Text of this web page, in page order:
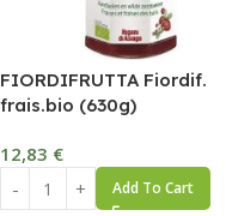
FIORDIFRUTTA Fiordif.
frais.bio (630g)
12,83 €
Add To Cart